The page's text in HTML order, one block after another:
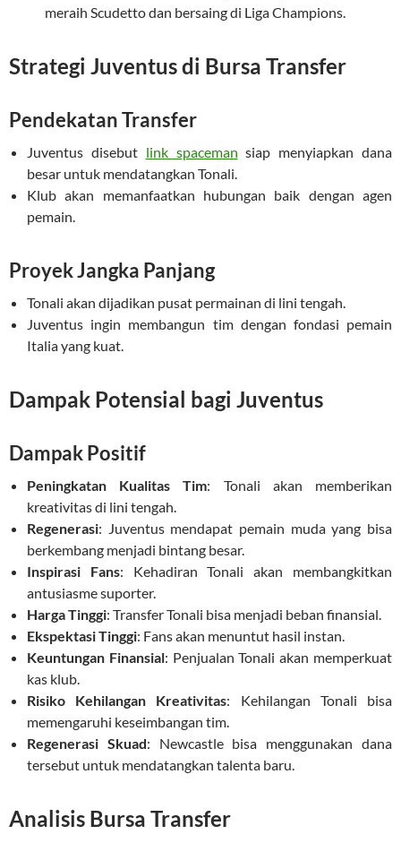
meraih Scudetto dan bersaing di Liga Champions.
Strategi Juventus di Bursa Transfer
Pendekatan Transfer
Juventus disebut link spaceman siap menyiapkan dana
besar untuk mendatangkan Tonali.
Klub akan memanfaatkan hubungan baik dengan agen
pemain.
Proyek Jangka Panjang
Tonali akan dijadikan pusat permainan di lini tengah.
Juventus ingin membangun tim dengan fondasi pemain
Italia yang kuat.
Dampak Potensial bagi Juventus
Dampak Positif
Peningkatan Kualitas Tim: Tonali akan memberikan
kreativitas di lini tengah.
Regenerasi: Juventus mendapat pemain muda yang bisa
berkembang menjadi bintang besar.
Inspirasi Fans: Kehadiran Tonali akan membangkitkan
antusiasme suporter.
Harga Tinggi: Transfer Tonali bisa menjadi beban finansial.
Ekspektasi Tinggi: Fans akan menuntut hasil instan.
Keuntungan Finansial: Penjualan Tonali akan memperkuat
kas klub.
Risiko Kehilangan Kreativitas: Kehilangan Tonali bisa
memengaruhi keseimbangan tim.
Regenerasi Skuad: Newcastle bisa menggunakan dana
tersebut untuk mendatangkan talenta baru.
Analisis Bursa Transfer